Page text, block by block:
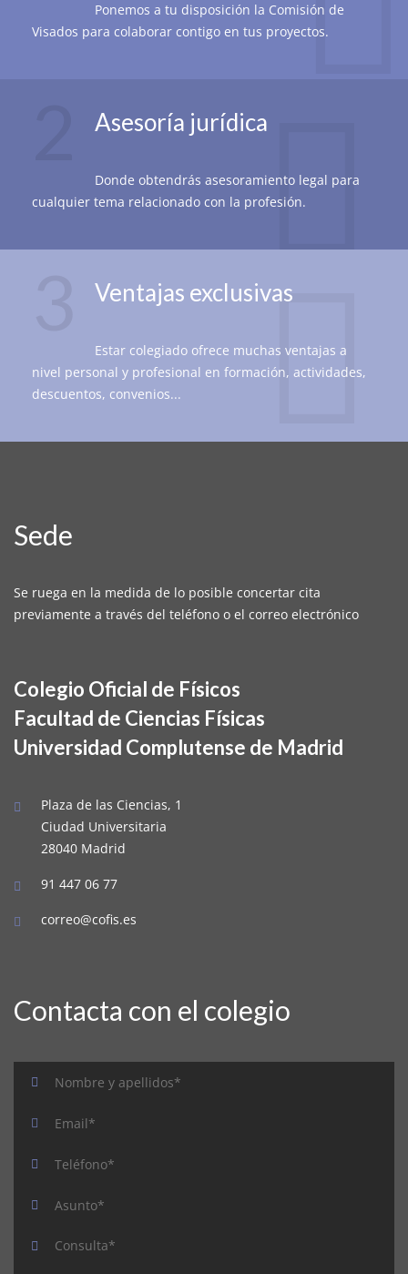
Ponemos a tu disposición la Comisión de
Visados para colaborar contigo en tus proyectos.
Asesoría jurídica
Donde obtendrás asesoramiento legal para
cualquier tema relacionado con la profesión.
Ventajas exclusivas
Estar colegiado ofrece muchas ventajas a
nivel personal y profesional en formación, actividades,
descuentos, convenios...
Sede
Se ruega en la medida de lo posible concertar cita
previamente a través del teléfono o el correo electrónico
Colegio Oficial de Físicos
Facultad de Ciencias Físicas
Universidad Complutense de Madrid
Plaza de las Ciencias, 1
Ciudad Universitaria
28040 Madrid
91 447 06 77
correo@cofis.es
Contacta con el colegio